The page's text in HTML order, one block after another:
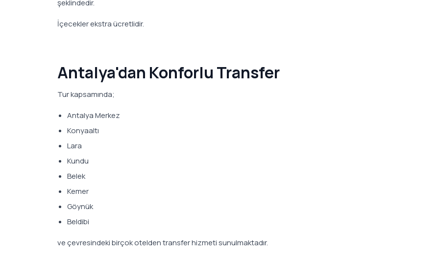
şeklindedir.
İçecekler ekstra ücretlidir.
Antalya'dan Konforlu Transfer
Tur kapsamında;
Antalya Merkez
Konyaaltı
Lara
Kundu
Belek
Kemer
Göynük
Beldibi
ve çevresindeki birçok otelden transfer hizmeti sunulmaktadır.